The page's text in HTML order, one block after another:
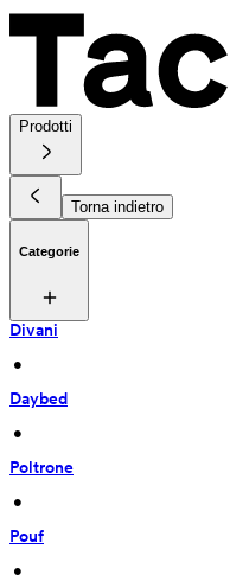
Prodotti
Torna indietro
Categorie
Divani
•
Daybed
•
Poltrone
•
Pouf
•